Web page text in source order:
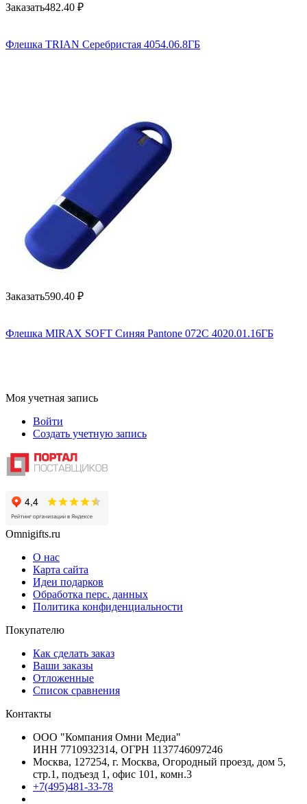
Заказать482.40 ₽
Флешка TRIAN Серебристая 4054.06.8ГБ
Заказать590.40 ₽
Флешка MIRAX SOFT Синяя Pantone 072C 4020.01.16ГБ
Моя учетная запись
Войти
Создать учетную запись
Omnigifts.ru
О нас
Карта сайта
Идеи подарков
Обработка перс. данных
Политика конфиденциальности
Покупателю
Как сделать заказ
Ваши заказы
Отложенные
Список сравнения
Контакты
ООО "Компания Омни Медиа"
ИНН 7710932314, ОГРН 1137746097246
Москва, 127254, г. Москва, Огородный проезд, дом 5,
стр.1, подъезд 1, офис 101, комн.3
+7(495)481-33-78